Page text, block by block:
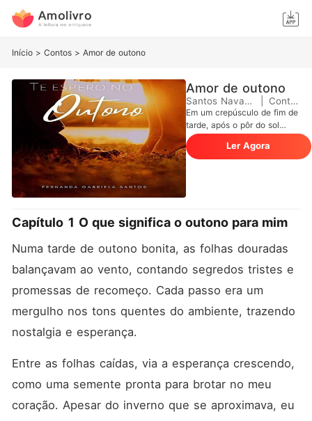
Início > Contos > Amor de outono
Amor de outono
Santos Navarro Contos
Em um crepúsculo de fim de
tarde, após o pôr do sol
outonal, Gabriela encontra-
se à beira-mar, perdida em
seus pensamentos. É quando
uma paixão avassaladora
Viveram momentos mágicos
no campo, aquecidos pelo
calor da lareira. O amor
floresce e, buscando novos
horizontes, mudam-se para
o ensolarado Algarve. No
entanto, problemas
aeroporto de Lisboa, eles
o tempo e a falta de
comunicação os afastam por
longos anos. O destino volta
Ler Agora
Capítulo 1 O que significa o outono para mim
Numa tarde de outono bonita, as folhas douradas
balançavam ao vento, contando segredos tristes e
promessas de recomeço. Cada passo era um
mergulho nos tons quentes do ambiente, trazendo
nostalgia e esperança.
Entre as folhas caídas, via a esperança crescendo,
como uma semente pronta para brotar no meu
coração. Apesar do inverno que se aproximava, eu